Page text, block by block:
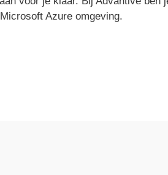
Azure omgeving.